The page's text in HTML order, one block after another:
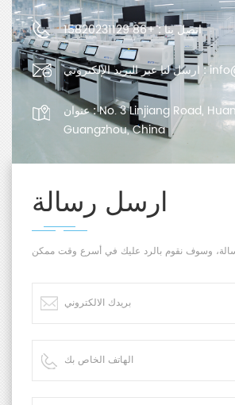
اتصل بنا :+86 15820231129
ارسل لنا عبر البريد الإلكتروني :
عنوان :No. 3 Linjiang Road,
Guangzhou, China
ارسل رسالة